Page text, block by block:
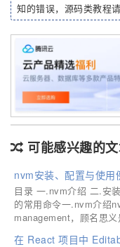
知的错误，源码类教程
可能感兴趣的
nvm安装、配置与使用
目录 一.nvm介绍 二.安
的常用命令一.nvm介绍
management，顾名思
在 React 项目中